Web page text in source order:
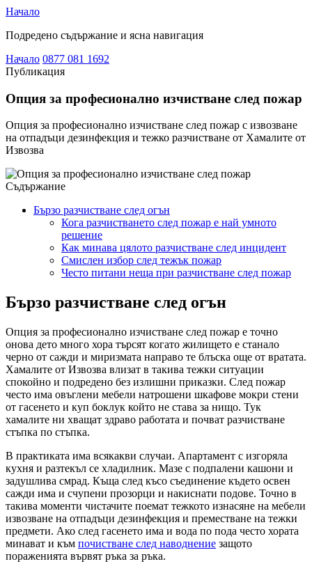
Начало
Подредено съдържание и ясна навигация
Начало 0877 081 1692
Публикация
Опция за професионално изчистване след пожар
Опция за професионално изчистване след пожар с извозване
на отпадъци дезинфекция и тежко разчистване от Хамалите от
Извозва
Съдържание
Бързо разчистване след огън
Кога разчистването след пожар е най умното
решение
Как минава цялото разчистване след инцидент
Смислен избор след тежък пожар
Често питани неща при разчистване след пожар
Бързо разчистване след огън
Опция за професионално изчистване след пожар е точно
онова дето много хора търсят когато жилището е станало
черно от сажди и миризмата направо те блъска още от вратата.
Хамалите от Извозва влизат в такива тежки ситуации
спокойно и подредено без излишни приказки. След пожар
често има овъглени мебели натрошени шкафове мокри стени
от гасенето и куп боклук който не става за нищо. Тук
хамалите ни хващат здраво работата и почват разчистване
стъпка по стъпка.
В практиката има всякакви случаи. Апартамент с изгоряла
кухня и разтекъл се хладилник. Мазе с подпалени кашони и
задушлива смрад. Къща след късо съединение където освен
сажди има и счупени прозорци и накиснати подове. Точно в
такива моменти чистачите поемат тежкото изнасяне на мебели
извозване на отпадъци дезинфекция и премeстване на тежки
предмети. Ако след гасенето има и вода по пода често хората
минават и към почистване след наводнение защото
пораженията вървят ръка за ръка.